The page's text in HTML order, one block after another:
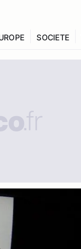
SOCIETE